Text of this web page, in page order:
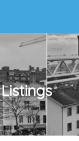
Listings